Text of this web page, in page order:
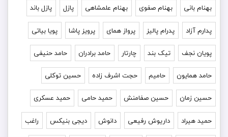
بهنام بانی بهنام صفوی بهنام علمشاهی پازل پازل باند
پدارم آزاد پدرام پالیز پرواز همای پرویز پاشا پویا بیاتی
پویان نجف تیک بند چارتار حامد برادران حامد حنیفی
حامد همایون حامیم حجت اشرف زاده حسین توکلی
حسین زمان حسین صفامنش حمید حامی حمید عسکری
حمید هیراد داریوش رفیعی دانوش دیجی بنیکس راغب